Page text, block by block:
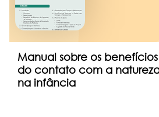
Manual sobre os benefícios
do contato com a
na infância